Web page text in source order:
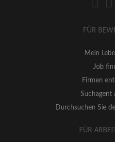
FÜR
Mein
Job
Firmen
Suchagent
Durchsuchen Sie
FÜR